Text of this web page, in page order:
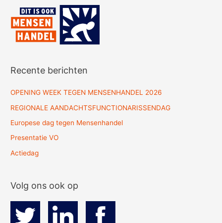
Recente berichten
OPENING WEEK TEGEN MENSENHANDEL 2026
REGIONALE AANDACHTSFUNCTIONARISSENDAG
Europese dag tegen Mensenhandel
Presentatie VO
Actiedag
Volg ons ook op